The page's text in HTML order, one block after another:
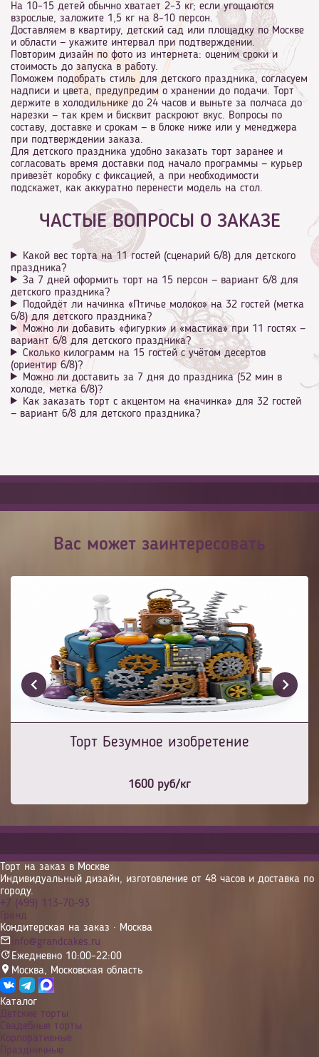
На 10–15 детей обычно хватает 2–3 кг; если угощаются
взрослые, заложите 1,5 кг на 8–10 персон.
Доставляем в квартиру, детский сад или площадку по Москве
и области — укажите интервал при подтверждении.
Повторим дизайн по фото из интернета: оценим сроки и
стоимость до запуска в работу.
Поможем подобрать стиль для детского праздника, согласуем
надписи и цвета, предупредим о хранении до подачи. Торт
держите в холодильнике до 24 часов и выньте за полчаса до
нарезки — так крем и бисквит раскроют вкус. Вопросы по
составу, доставке и срокам — в блоке ниже или у менеджера
при подтверждении заказа.
Для детского праздника удобно заказать торт заранее и
согласовать время доставки под начало программы — курьер
привезёт коробку с фиксацией, а при необходимости
подскажет, как аккуратно перенести модель на стол.
ЧАСТЫЕ ВОПРОСЫ О ЗАКАЗЕ
Какой вес торта на 11 гостей (сценарий 6/8) для детского
праздника?
За 7 дней оформить торт на 15 персон — вариант 6/8 для
детского праздника?
Подойдёт ли начинка «Птичье молоко» на 32 гостей (метка
6/8) для детского праздника?
Можно ли добавить «фигурки» и «мастика» при 11 гостях —
вариант 6/8 для детского праздника?
Сколько килограмм на 15 гостей с учётом десертов
(ориентир 6/8)?
Можно ли доставить за 7 дня до праздника (52 мин в
холоде, метка 6/8)?
Как заказать торт с акцентом на «начинка» для 32 гостей
— вариант 6/8 для детского праздника?
Вас может заинтересовать
Торт Безумное изобретение
1600 руб/кг
Торт на заказ в Москве
Индивидуальный дизайн, изготовление от 48 часов и доставка по
городу.
+7 (499) 113-70-93
Гранд
Кондитерская на заказ · Москва
info@grandcakes.ru
Ежедневно 10:00–22:00
Москва, Московская область
Каталог
Детские торты
Свадебные торты
Корпоративные
Праздничные